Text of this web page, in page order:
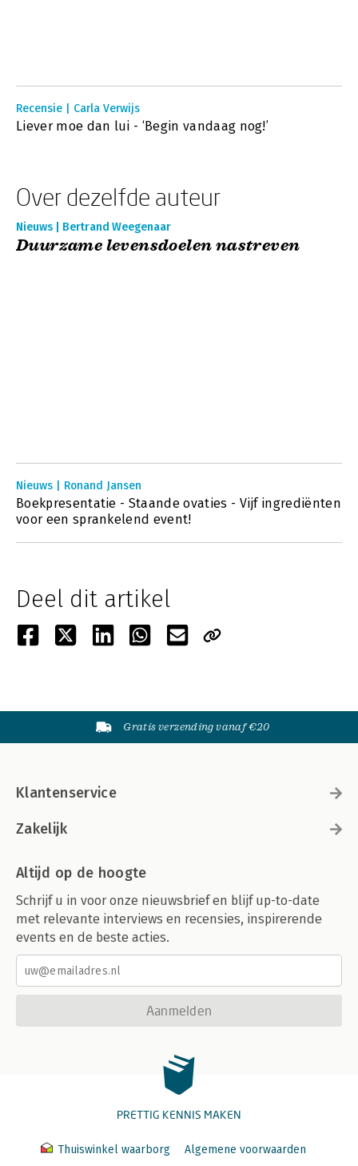
Recensie | Carla Verwijs
Liever moe dan lui - ‘Begin vandaag nog!’
Over dezelfde auteur
Nieuws | Bertrand Weegenaar
Duurzame levensdoelen nastreven
Nieuws | Ronand Jansen
Boekpresentatie - Staande ovaties - Vijf ingrediënten
voor een sprankelend event!
Deel dit artikel
Gratis verzending vanaf €20
Klantenservice
Zakelijk
Altijd op de hoogte
Schrijf u in voor onze nieuwsbrief en blijf up-to-date
met relevante interviews en recensies, inspirerende
events en de beste acties.
Aanmelden
PRETTIG KENNIS MAKEN
Thuiswinkel waarborg
Algemene voorwaarden